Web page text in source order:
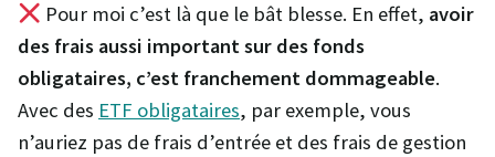
Pour moi c’est là que le bât blesse. En effet, avoir
des frais aussi important sur des fonds
obligataires, c’est franchement dommageable.
Avec des ETF obligataires, par exemple, vous
n’auriez pas de frais d’entrée et des frais de gestion